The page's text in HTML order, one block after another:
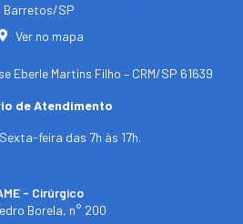
Barretos/SP​
Ver no mapa
Eberle Martins Filho – CRM/SP 61639
de Atendimento
feira das 7h às 17h.
- Cirúrgico
Borela, n° 200